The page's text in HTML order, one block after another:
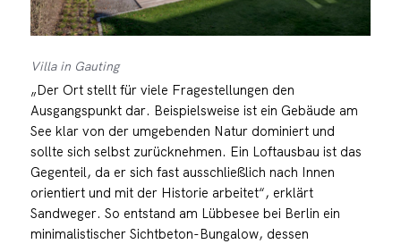
Villa in Gauting
„Der Ort stellt für viele Fragestellungen den
Ausgangspunkt dar. Beispielsweise ist ein Gebäude am
See klar von der umgebenden Natur dominiert und
sollte sich selbst zurücknehmen. Ein Loftausbau ist das
Gegenteil, da er sich fast ausschließlich nach Innen
orientiert und mit der Historie arbeitet“, erklärt
Sandweger. So entstand am Lübbesee bei Berlin ein
minimalistischer Sichtbeton-Bungalow, dessen